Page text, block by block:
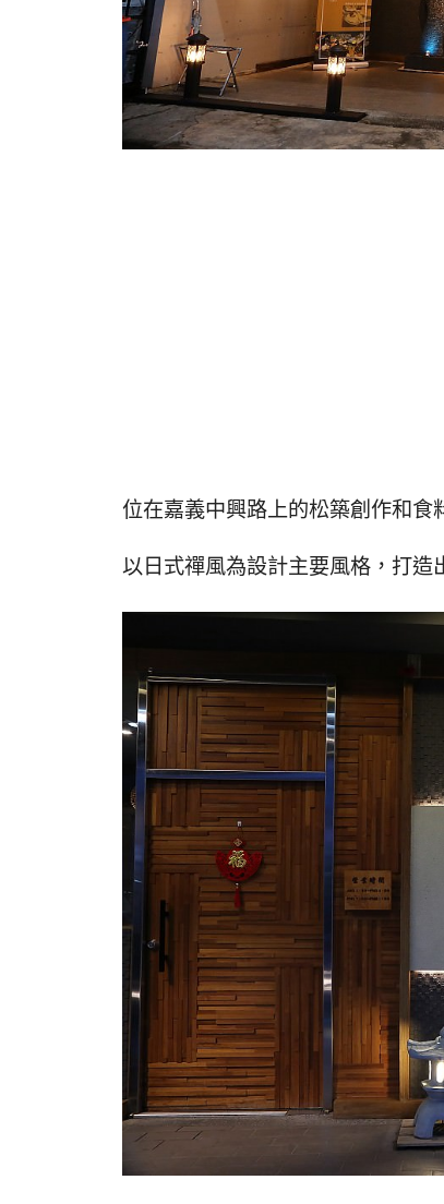
位在嘉義中興路上的松築創作和食
以日式禪風為設計主要風格，打造